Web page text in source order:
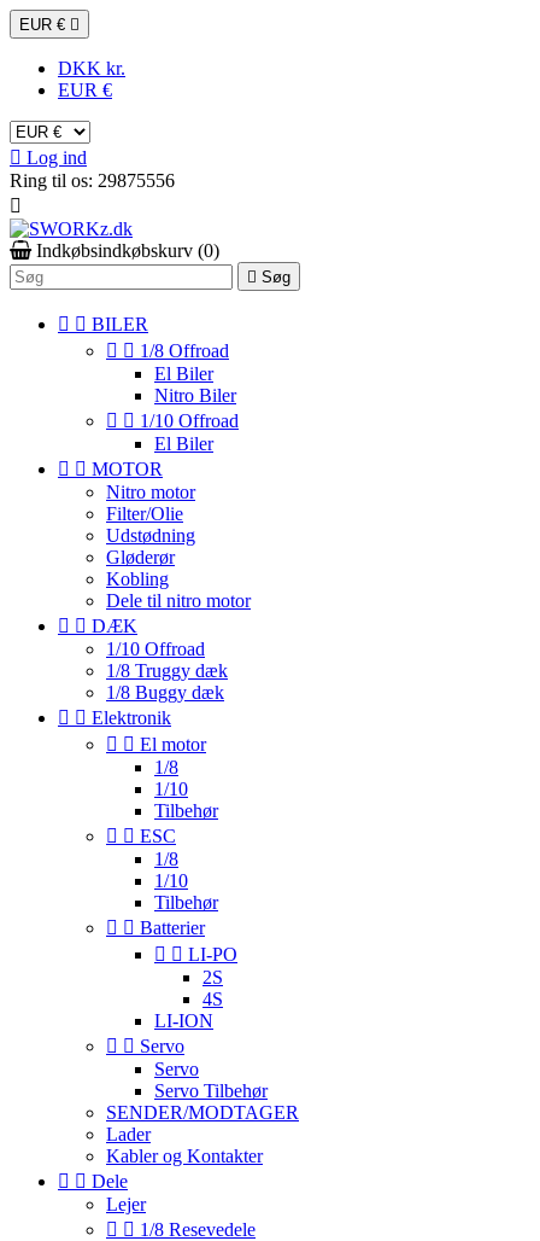
EUR € 
DKK kr.
EUR €
 Log ind
Ring til os: 29875556

Indkøbsindkøbskurv (0)
 Søg
  BILER
  1/8 Offroad
El Biler
Nitro Biler
  1/10 Offroad
El Biler
  MOTOR
Nitro motor
Filter/Olie
Udstødning
Gløderør
Kobling
Dele til nitro motor
  DÆK
1/10 Offroad
1/8 Truggy dæk
1/8 Buggy dæk
  Elektronik
  El motor
1/8
1/10
Tilbehør
  ESC
1/8
1/10
Tilbehør
  Batterier
  LI-PO
2S
4S
LI-ION
  Servo
Servo
Servo Tilbehør
SENDER/MODTAGER
Lader
Kabler og Kontakter
  Dele
Lejer
  1/8 Resevedele